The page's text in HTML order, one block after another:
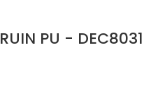
PU - DEC8031